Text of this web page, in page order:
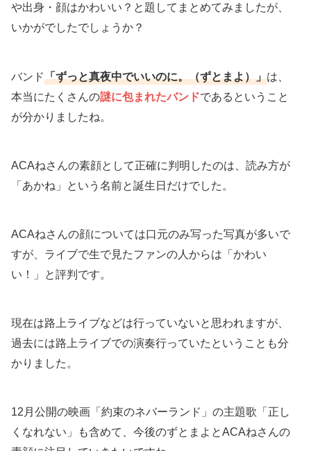
や出身・顔はかわいい？と題してまとめてみましたが、
いかがでしたでしょうか？
バンド「ずっと真夜中でいいのに。（ずとまよ）」は、
本当にたくさんの謎に包まれたバンドであるということ
が分かりましたね。
ACAねさんの素顔として正確に判明したのは、読み方が
「あかね」という名前と誕生日だけでした。
ACAねさんの顔については口元のみ写った写真が多いで
すが、ライブで生で見たファンの人からは「かわい
い！」と評判です。
現在は路上ライブなどは行っていないと思われますが、
過去には路上ライブでの演奏行っていたということも分
かりました。
12月公開の映画「約束のネバーランド」の主題歌「正し
くなれない」も含めて、今後のずとまよとACAねさんの